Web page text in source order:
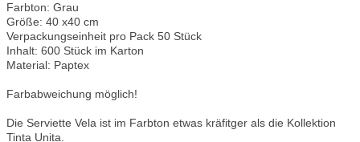
Farbton: Grau
Größe: 40 x40 cm
Verpackungseinheit pro Pack 50 Stück
Inhalt: 600 Stück im Karton
Material: Paptex
Farbabweichung möglich!
Die Serviette Vela ist im Farbton etwas kräfitger als die Kollektion
Tinta Unita.